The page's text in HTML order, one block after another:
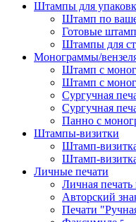
Штампы для
Штамп по
Готовые
Штампы для
Монограммы/
Штамп с
Штамп с
Сургучная
Сургучная
Панно с
Штампы-визитки
Штамп-
Штамп-
Личные печати
Личная
Авторский
Печати